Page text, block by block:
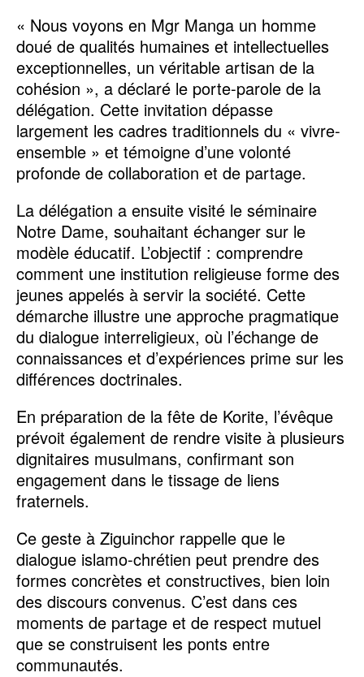
« Nous voyons en Mgr Manga un homme
doué de qualités humaines et intellectuelles
exceptionnelles, un véritable artisan de la
cohésion », a déclaré le porte-parole de la
délégation. Cette invitation dépasse
largement les cadres traditionnels du « vivre-
ensemble » et témoigne d’une volonté
profonde de collaboration et de partage.
La délégation a ensuite visité le séminaire
Notre Dame, souhaitant échanger sur le
modèle éducatif. L’objectif : comprendre
comment une institution religieuse forme des
jeunes appelés à servir la société. Cette
démarche illustre une approche pragmatique
du dialogue interreligieux, où l’échange de
connaissances et d’expériences prime sur les
différences doctrinales.
En préparation de la fête de Korite, l’évêque
prévoit également de rendre visite à plusieurs
dignitaires musulmans, confirmant son
engagement dans le tissage de liens
fraternels.
Ce geste à Ziguinchor rappelle que le
dialogue islamo-chrétien peut prendre des
formes concrètes et constructives, bien loin
des discours convenus. C’est dans ces
moments de partage et de respect mutuel
que se construisent les ponts entre
communautés.